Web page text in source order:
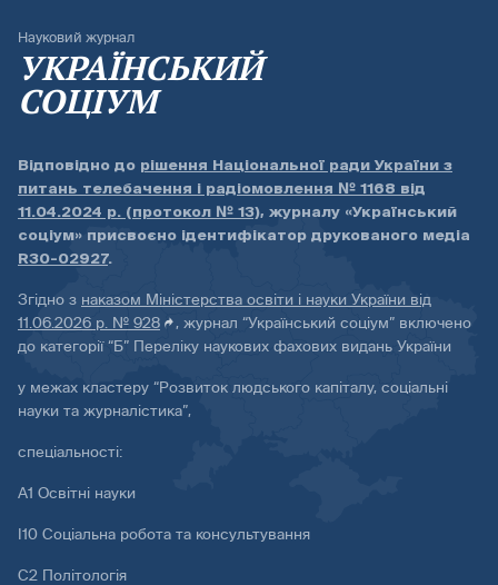
Науковий журнал
УКРАЇНСЬКИЙ
СОЦІУМ
Відповідно до рішення Національної ради України з
питань телебачення і радіомовлення № 1168 від
11.04.2024 р. (протокол № 13), журналу «Український
соціум» присвоєно ідентифікатор друкованого медіа
R30-02927.
Згідно з наказом Міністерства освіти і науки України від
11.06.2026 р. № 928
, журнал “Український соціум” включено
до категорії “Б” Переліку наукових фахових видань України
у межах кластеру “Розвиток людського капіталу, соціальні
науки та журналістика”,
спеціальності:
А1 Освітні науки
І10 Соціальна робота та консультування
С2 Політологія